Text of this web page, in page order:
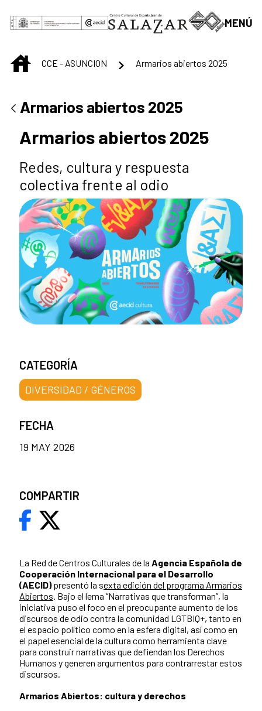
Saltar al contenido principal
MENÚ
INICIOCCE - ASUNCION Armarios abiertos 2025
Armarios abiertos 2025
Armarios abiertos 2025
Redes, cultura y respuesta
colectiva frente al odio
La Red de Centros Culturales de la Agencia Española de
Cooperación Internacional para el Desarrollo
(AECID)presentó la sexta edición del programa Armarios
Abiertos. Bajo el lema “Narrativas que transforman”, la
iniciativa puso el foco en el preocupante aumento de los
discursos de odio contra la comunidad LGTBIQ+, tanto en
el espacio político como en la esfera digital, así como en
el papel esencial de la cultura como herramienta clave
para construir narrativas que defiendan los Derechos
Humanos y generen argumentos para contrarrestar estos
discursos.
Armarios Abiertos: cultura y derechos
CATEGORÍA
DIVERSIDAD / GÉNEROS
FECHA
19 MAY 2026
COMPARTIR